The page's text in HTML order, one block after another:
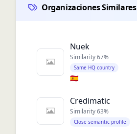
Organizaciones Similares
Nuek
Similarity67%
Same HQ country
🇪🇸
Credimatic
Similarity63%
Close semantic profile